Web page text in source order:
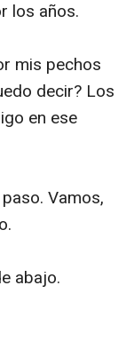
los años.
mis pechos
decir? Los
en ese
Vamos,
abajo.